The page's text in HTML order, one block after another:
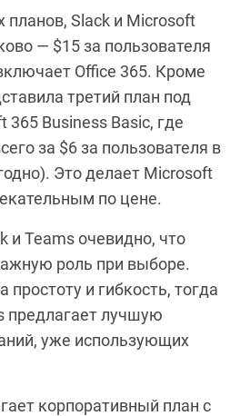
планов, Slack и Microsoft
— $15 за пользователя
Office 365. Кроме
третий план под
Business Basic, где
за $6 за пользователя в
Это делает Microsoft
по цене.
и Teams очевидно, что
роль при выборе.
простоту и гибкость, тогда
предлагает лучшую
уже использующих
корпоративный план с